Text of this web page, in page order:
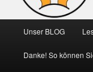
Unser BLOG
Danke! So können